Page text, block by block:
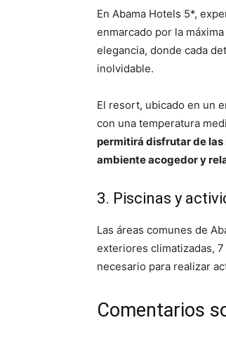
En Abama Hotels 5*,
enmarcado por la
elegancia, donde cada
inolvidable.
El resort, ubicado en un
con una temperatura
permitirá disfrutar de las
ambiente acogedor y
3. Piscinas y
Las áreas comunes de
exteriores climatizadas,
necesario para realizar
Comentarios